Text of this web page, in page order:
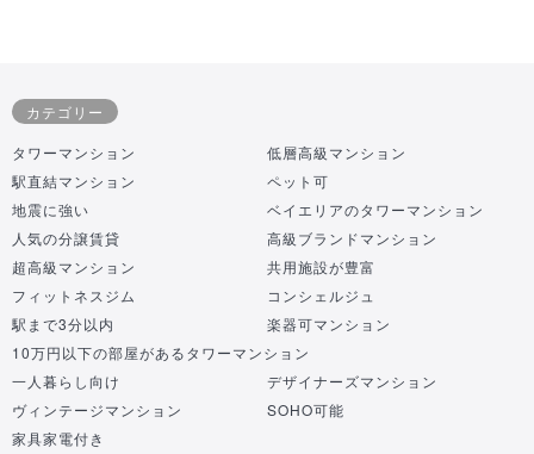
カテゴリー
タワーマンション
低層高級マンション
駅直結マンション
ペット可
地震に強い
ベイエリアのタワーマンション
人気の分譲賃貸
高級ブランドマンション
超高級マンション
共用施設が豊富
フィットネスジム
コンシェルジュ
駅まで3分以内
楽器可マンション
10万円以下の部屋があるタワーマンション
一人暮らし向け
デザイナーズマンション
ヴィンテージマンション
SOHO可能
家具家電付き